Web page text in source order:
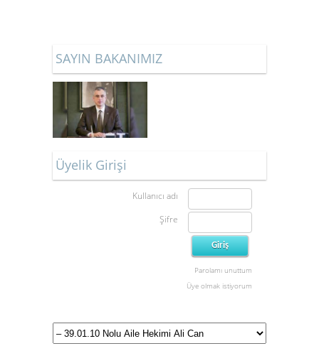
SAYIN BAKANIMIZ
Üyelik Girişi
Kullanıcı adı
Şifre
Parolamı unuttum
Üye olmak istiyorum